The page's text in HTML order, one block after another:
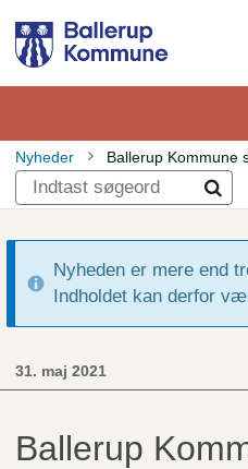
hovedindhold
Primær
navigation
Brødkrumme
Nyheder Ballerup Kommune
Nyheden er mere end
Indholdet kan derfor
31. maj 2021
Ballerup